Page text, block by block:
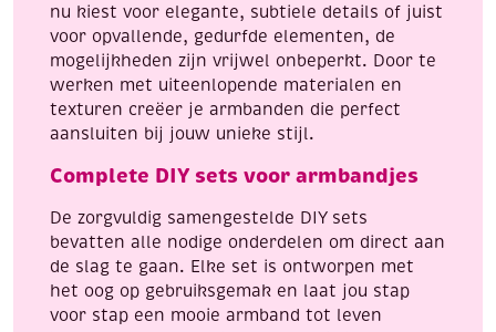
nu kiest voor elegante, subtiele details of juist
voor opvallende, gedurfde elementen, de
mogelijkheden zijn vrijwel onbeperkt. Door te
werken met uiteenlopende materialen en
texturen creëer je armbanden die perfect
aansluiten bij jouw unieke stijl.
Complete DIY sets voor armbandjes
De zorgvuldig samengestelde DIY sets
bevatten alle nodige onderdelen om direct aan
de slag te gaan. Elke set is ontworpen met
het oog op gebruiksgemak en laat jou stap
voor stap een mooie armband tot leven